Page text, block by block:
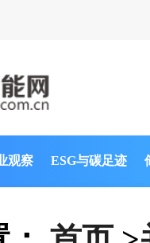
观察 ESG与碳足迹